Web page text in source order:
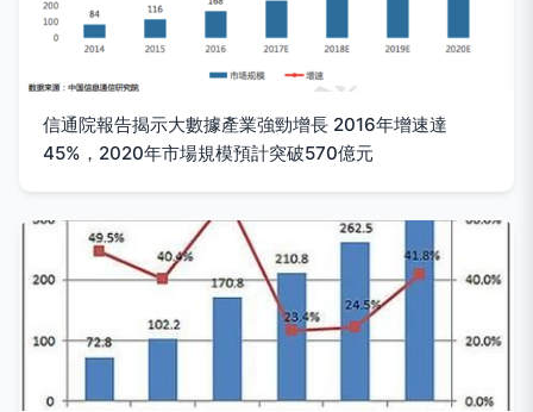
信通院報告揭示大數據產業強勁增長 2016年增速達
45%，2020年市場規模預計突破570億元